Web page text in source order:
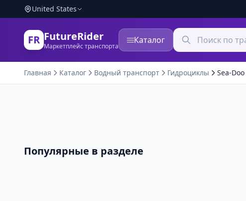
United States
FR FutureRider
Маркетплейс транспорта
Каталог
Главная Каталог Водный транспорт Гидроциклы Sea-Doo
Популярные в разделе